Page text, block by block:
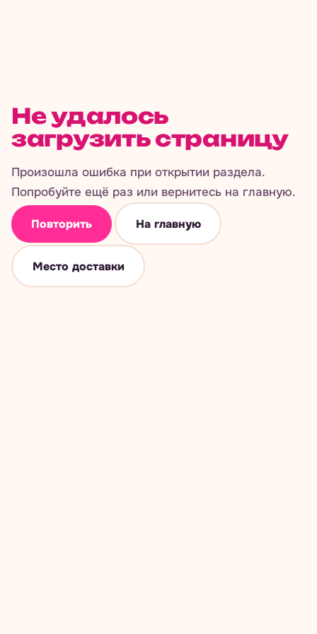
Не удалось
загрузить страницу
Произошла ошибка при открытии раздела.
Попробуйте ещё раз или вернитесь на главную.
Повторить На главную
Место доставки